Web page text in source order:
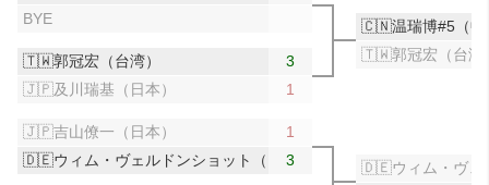
BYE
🇹🇼郭冠宏（台湾）
3
🇯🇵及川瑞基（日本）
1
🇯🇵吉山僚一（日本）
1
🇩🇪ウィム・ヴェルドンショット（ドイツ）
3
🇨🇳温瑞博#5（中
🇹🇼郭冠宏（台湾
🇩🇪ウィム・ヴェ